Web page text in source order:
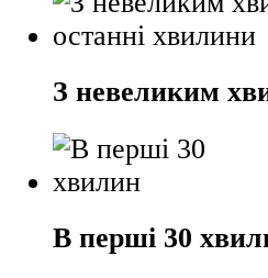
З невеликим
В перші 30